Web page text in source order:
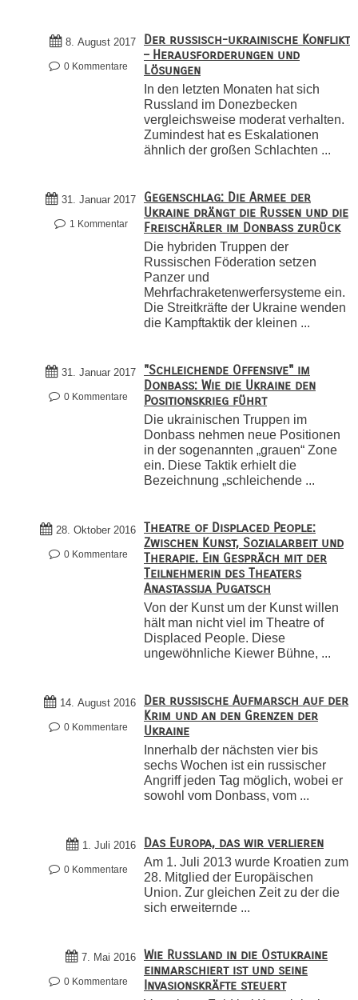
8. August 2017
0 Kommentare
Der russisch-ukrainische Konflikt
– Herausforderungen und
Lösungen
In den letzten Monaten hat sich
Russland im Donezbecken
vergleichsweise moderat verhalten.
Zumindest hat es Eskalationen
ähnlich der großen Schlachten ...
31. Januar 2017
1 Kommentar
Gegenschlag: Die Armee der
Ukraine drängt die Russen und die
Freischärler im Donbass zurück
Die hybriden Truppen der
Russischen Föderation setzen
Panzer und
Mehrfachraketenwerfersysteme ein.
Die Streitkräfte der Ukraine wenden
die Kampftaktik der kleinen ...
31. Januar 2017
0 Kommentare
"Schleichende Offensive" im
Donbass: Wie die Ukraine den
Positionskrieg führt
Die ukrainischen Truppen im
Donbass nehmen neue Positionen
in der sogenannten „grauen“ Zone
ein. Diese Taktik erhielt die
Bezeichnung „schleichende ...
28. Oktober 2016
0 Kommentare
Theatre of Displaced People:
Zwischen Kunst, Sozialarbeit und
Therapie. Ein Gespräch mit der
Teilnehmerin des Theaters
Anastassija Pugatsch
Von der Kunst um der Kunst willen
hält man nicht viel im Theatre of
Displaced People. Diese
ungewöhnliche Kiewer Bühne, ...
14. August 2016
0 Kommentare
Der russische Aufmarsch auf der
Krim und an den Grenzen der
Ukraine
Innerhalb der nächsten vier bis
sechs Wochen ist ein russischer
Angriff jeden Tag möglich, wobei er
sowohl vom Donbass, vom ...
1. Juli 2016
0 Kommentare
Das Europa, das wir verlieren
Am 1. Juli 2013 wurde Kroatien zum
28. Mitglied der Europäischen
Union. Zur gleichen Zeit zu der die
sich erweiternde ...
7. Mai 2016
0 Kommentare
Wie Russland in die Ostukraine
einmarschiert ist und seine
Invasionskräfte steuert